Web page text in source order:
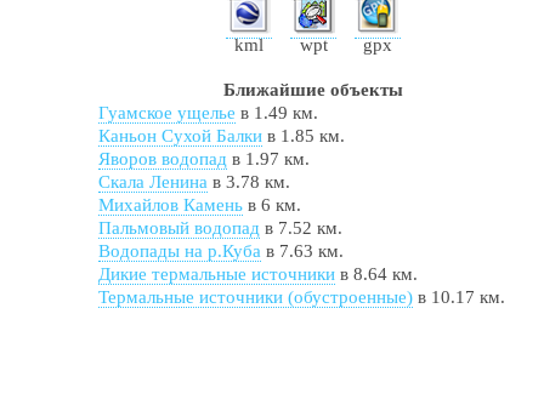
kml wpt gpx
Ближайшие объекты
Гуамское ущелье в 1.49 км.
Каньон Сухой Балкив 1.85 км.
Яворов водопадв 1.97 км.
Скала Ленинав 3.78 км.
Михайлов Каменьв 6 км.
Пальмовый водопадв 7.52 км.
Водопады на р.Кубав 7.63 км.
Дикие термальные источникив 8.64 км.
Термальные источники (обустроенные)в 10.17 км.